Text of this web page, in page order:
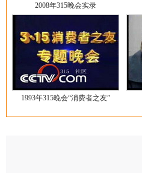
2008年315晚会实录
1993年315晚会“消费者之友”